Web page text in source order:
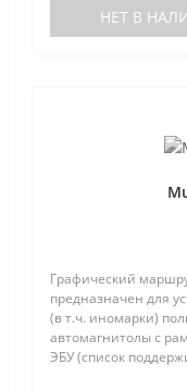
НЕТ В
Графический
предназначен для
(в т.ч. иномарки)
автомагнитолы с
ЭБУ (список